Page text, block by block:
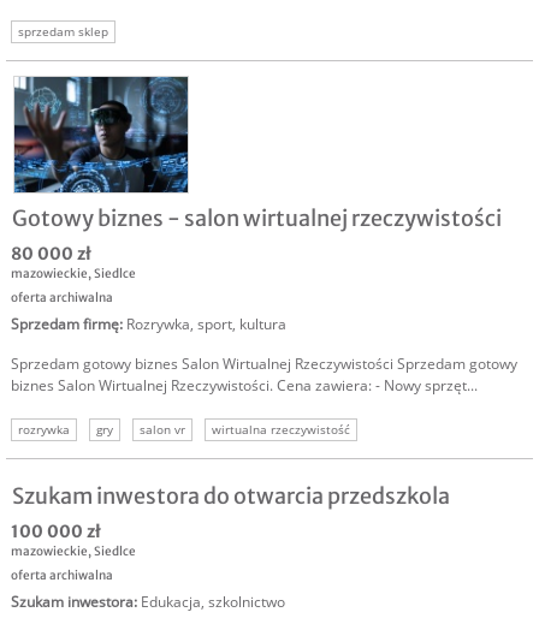
sprzedam sklep
Gotowy biznes - salon wirtualnej rzeczywistości
80 000 zł
mazowieckie,Siedlce
oferta archiwalna
Sprzedam firmę: Rozrywka, sport, kultura
Sprzedam gotowy biznes Salon Wirtualnej Rzeczywistości Sprzedam gotowy
biznes Salon Wirtualnej Rzeczywistości. Cena zawiera: - Nowy sprzęt...
rozrywka gry salon vr wirtualna rzeczywistość
Szukam inwestora do otwarcia przedszkola
100 000 zł
mazowieckie,Siedlce
oferta archiwalna
Szukam inwestora: Edukacja, szkolnictwo